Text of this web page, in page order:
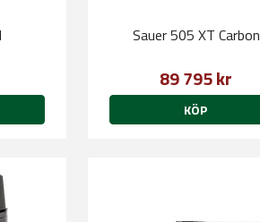
Sauer 505 XT Carbon
89 795 kr
KÖP